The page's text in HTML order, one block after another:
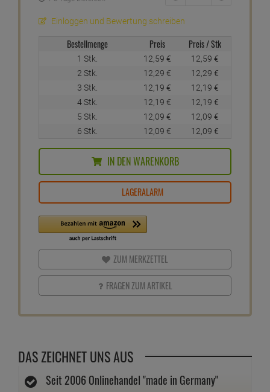
Einloggen und Bewertung schreiben
Bestellmenge Preis Preis / Stk
1 Stk. 12,59 € 12,59 €
2 Stk.
12,29 € 12,29 €
3 Stk.
12,19 € 12,19 €
4 Stk.
12,19 € 12,19 €
5 Stk.
12,09 € 12,09 €
6 Stk.
12,09 € 12,09 €
IN DEN WARENKORB
LAGERALARM
ZUM MERKZETTEL
FRAGEN ZUM ARTIKEL
DAS ZEICHNET UNS AUS
Seit 2006 Onlinehandel "made in Germany"